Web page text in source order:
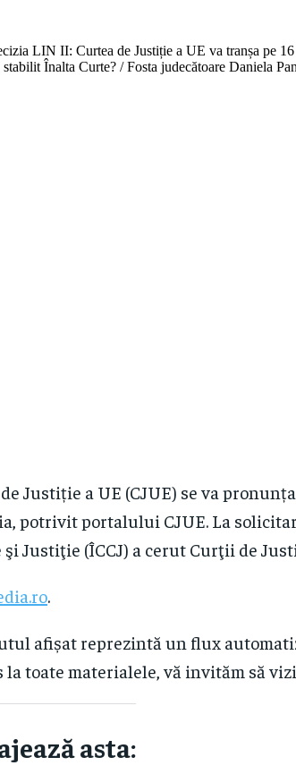
Justiție a UE (CJUE) se va
potrivit portalului CJUE. La
şi Justiţie (ÎCCJ) a cerut Curţii de
.
afișat reprezintă un flux
la toate materialele, vă invităm să
asta: